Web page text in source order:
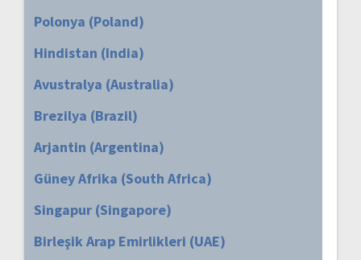
Polonya (Poland)
Hindistan (India)
Avustralya (Australia)
Brezilya (Brazil)
Arjantin (Argentina)
Güney Afrika (South Africa)
Singapur (Singapore)
Birleşik Arap Emirlikleri (UAE)